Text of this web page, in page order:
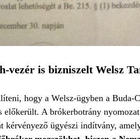
vezér is bizniszelt Welsz
hogy a Welsz-ügyben a
előkerült. A brókerbotrány
kérvényező ügyészi indítvány,